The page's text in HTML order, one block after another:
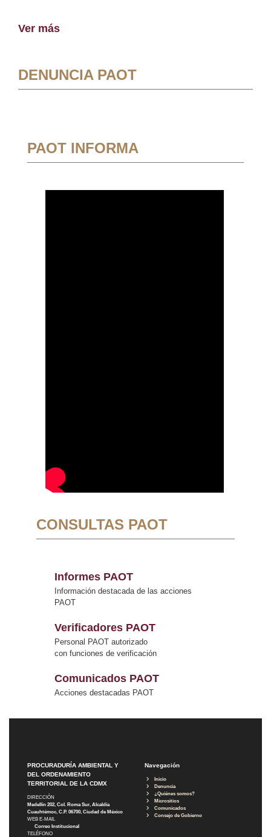
Ver más
DENUNCIA PAOT
PAOT INFORMA
CONSULTAS PAOT
Informes PAOT
Información destacada de las acciones
PAOT
Verificadores PAOT
Personal PAOT autorizado
con funciones de verificación
Comunicados PAOT
Acciones destacadas PAOT
PROCURADURÍA AMBIENTAL Y
DEL ORDENAMIENTO
TERRITORIAL DE LA CDMX
DIRECCIÓN
Medellín 202, Col. Roma Sur, Alcaldía
Cuauhtémoc, C.P. 06700, Ciudad de México
WEB E-MAIL
Correo Institucional
TELÉFONO
Navegación
Inicio
Denuncia
¿Quiénes somos?
Micrositios
Comunicados
Consejo de Gobierno